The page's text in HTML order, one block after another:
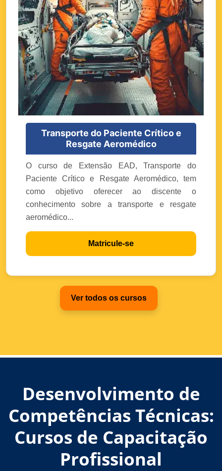
Transporte do Paciente Crítico e
Resgate Aeromédico
O curso de Extensão EAD, Transporte do
Paciente Crítico e Resgate Aeromédico, tem
como objetivo oferecer ao discente o
conhecimento sobre a transporte e resgate
aeromédico...
Matricule-se
Ver todos os cursos
Desenvolvimento de
Competências Técnicas:
Cursos de Capacitação
Profissional